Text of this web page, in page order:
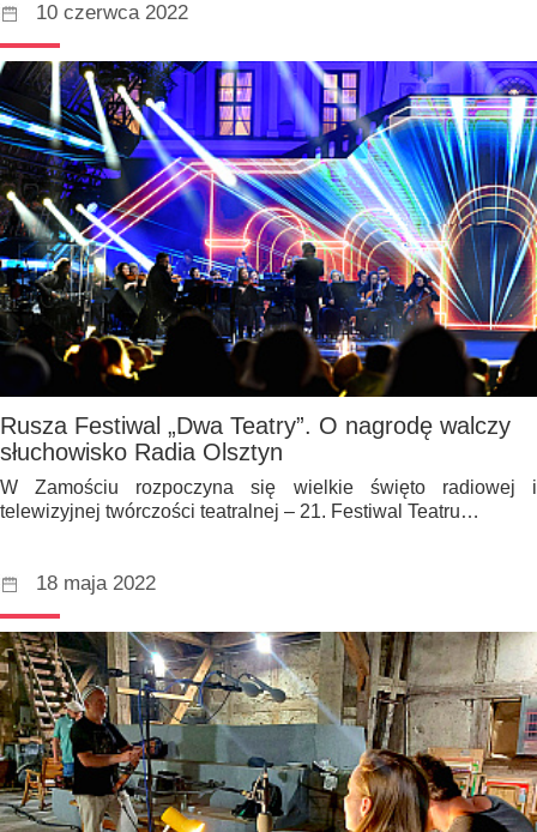
10 czerwca 2022
Rusza Festiwal „Dwa Teatry”. O nagrodę walczy
słuchowisko Radia Olsztyn
W Zamościu rozpoczyna się wielkie święto radiowej i
telewizyjnej twórczości teatralnej – 21. Festiwal Teatru…
18 maja 2022